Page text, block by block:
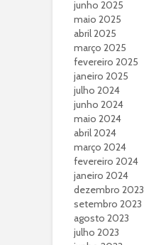
junho 2025
maio 2025
abril 2025
março 2025
fevereiro 2025
janeiro 2025
julho 2024
junho 2024
maio 2024
abril 2024
março 2024
fevereiro 2024
janeiro 2024
dezembro 2023
setembro 2023
agosto 2023
julho 2023